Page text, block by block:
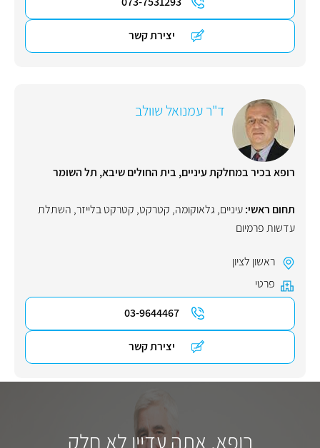
יצירת קשר
ד"ר עמנואל שוולב
רופא בכיר במחלקת עיניים, בית החולים שיבא, תל השומר
תחום ראשי:עיניים, גלאוקומה, קטרקט, קטרקט בלייזר, השתלת
עדשות פרמיום
ראשון לציון
פרטי
03-9644467
יצירת קשר
רופא, אתה עדיין לא חלק